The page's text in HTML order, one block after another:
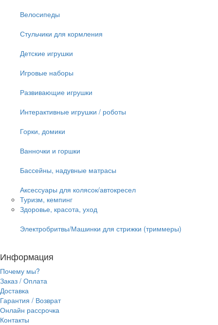
Велосипеды
Стульчики для кормления
Детские игрушки
Игровые наборы
Развивающие игрушки
Интерактивные игрушки / роботы
Горки, домики
Ванночки и горшки
Бассейны, надувные матрасы
Аксессуары для колясок/автокресел
Туризм, кемпинг
Здоровье, красота, уход
Электробритвы/Машинки для стрижки (триммеры)
Информация
Почему мы?
Заказ / Оплата
Доставка
Гарантия / Возврат
Онлайн рассрочка
Контакты